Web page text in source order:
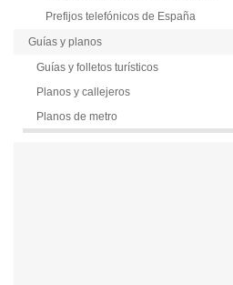
Prefijos telefónicos de España
Guías y planos
Guías y folletos turísticos
Planos y callejeros
Planos de metro